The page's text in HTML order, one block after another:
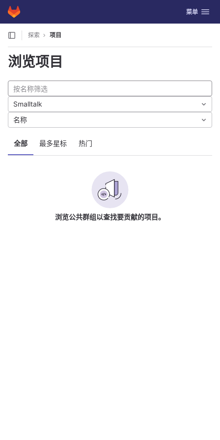
Skip to content
GitLab 切换导航
菜单
探索 项目
浏览项目
全部 最多星标 热门
Smalltalk
名称
浏览公共群组以查找要贡献的项目。